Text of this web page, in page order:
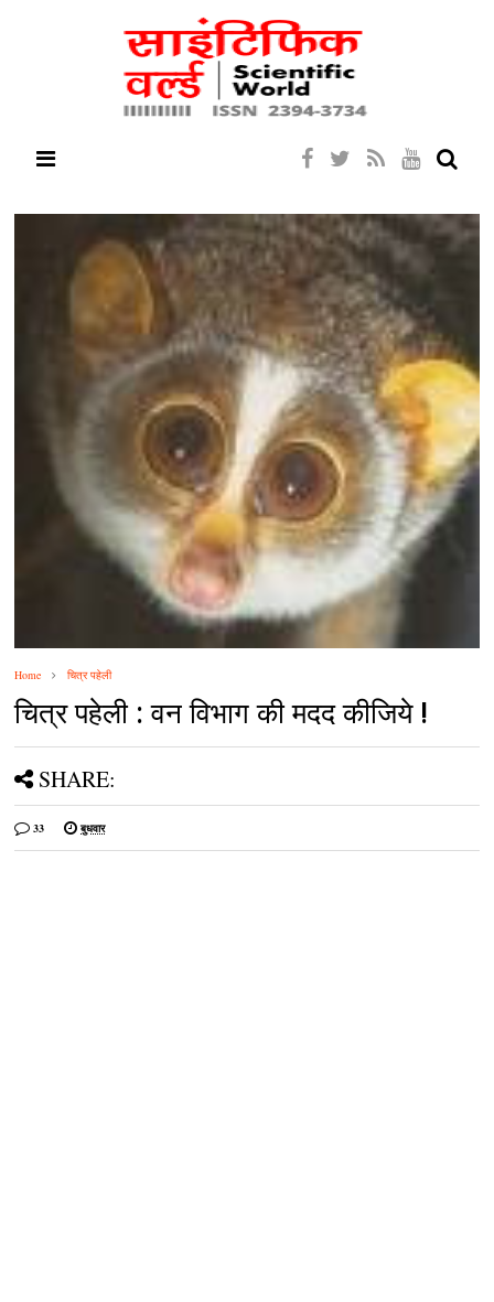
Home चित्र पहेली
चित्र पहेली : वन विभाग की मदद कीजिये !
SHARE:
33 बुधवार